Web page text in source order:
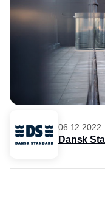
06.12.2022
Dansk